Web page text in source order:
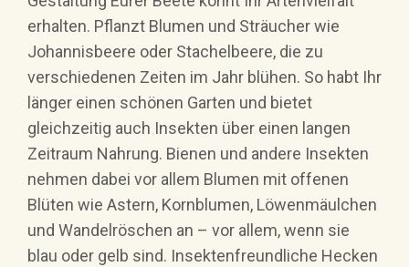
erhalten. Pflanzt Blumen und Sträucher wie
Johannisbeere oder Stachelbeere, die zu
verschiedenen Zeiten im Jahr blühen. So habt Ihr
länger einen schönen Garten und bietet
gleichzeitig auch Insekten über einen langen
Zeitraum Nahrung. Bienen und andere Insekten
nehmen dabei vor allem Blumen mit offenen
Blüten wie Astern, Kornblumen, Löwenmäulchen
und Wandelröschen an – vor allem, wenn sie
blau oder gelb sind. Insektenfreundliche Hecken